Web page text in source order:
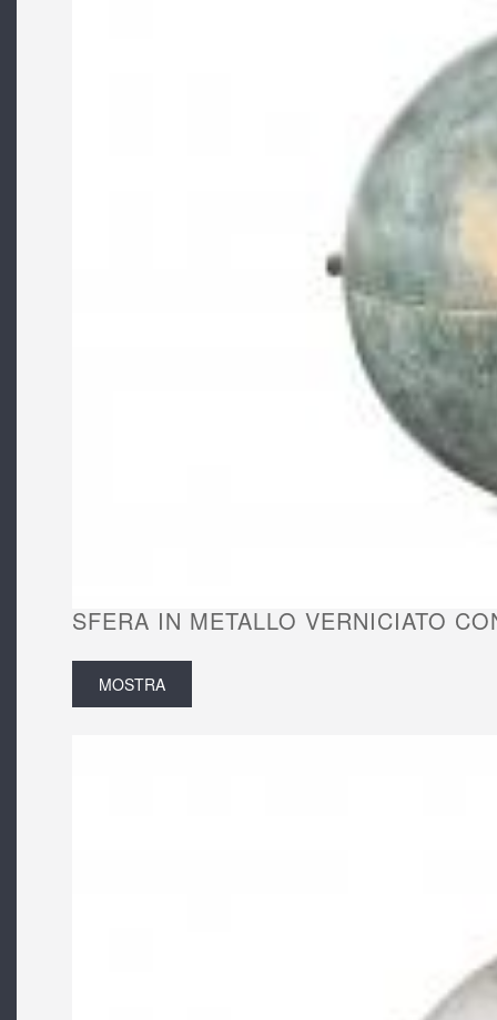
SFERA IN METALLO VERNICIATO
MOSTRA